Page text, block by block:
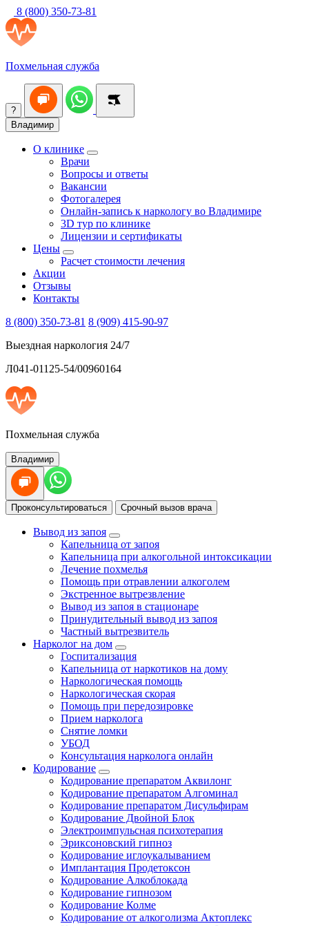
8 (800) 350-73-81
Похмельная служба
?
Владимир
О клинике
Врачи
Вопросы и ответы
Вакансии
Фотогалерея
Онлайн-запись к наркологу во Владимире
3D тур по клинике
Лицензии и сертификаты
Цены
Расчет стоимости лечения
Акции
Отзывы
Контакты
8 (800) 350-73-81 8 (909) 415-90-97
Выездная наркология 24/7
Л041-01125-54/00960164
Похмельная служба
Владимир
Проконсультироваться Срочный вызов врача
Вывод из запоя
Капельница от запоя
Капельница при алкогольной интоксикации
Лечение похмелья
Помощь при отравлении алкоголем
Экстренное вытрезвление
Вывод из запоя в стационаре
Принудительный вывод из запоя
Частный вытрезвитель
Нарколог на дом
Госпитализация
Капельница от наркотиков на дому
Наркологическая помощь
Наркологическая скорая
Помощь при передозировке
Прием нарколога
Снятие ломки
УБОД
Консультация нарколога онлайн
Кодирование
Кодирование препаратом Аквилонг
Кодирование препаратом Алгоминал
Кодирование препаратом Дисульфирам
Кодирование Двойной Блок
Электроимпульсная психотерапия
Эриксоновский гипноз
Кодирование иглоукалыванием
Имплантация Продетоксон
Кодирование Алкоблокада
Кодирование гипнозом
Кодирование Колме
Кодирование от алкоголизма Актоплекс